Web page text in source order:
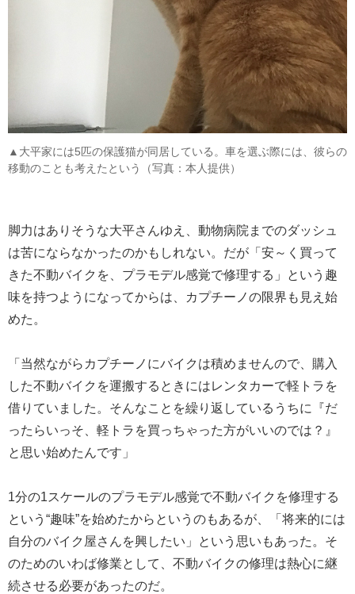
▲大平家には5匹の保護猫が同居している。車を選ぶ際には、彼らの
移動のことも考えたという（写真：本人提供）
脚力はありそうな大平さんゆえ、動物病院までのダッシュ
は苦にならなかったのかもしれない。だが「安～く買って
きた不動バイクを、プラモデル感覚で修理する」という趣
味を持つようになってからは、カプチーノの限界も見え始
めた。
「当然ながらカプチーノにバイクは積めませんので、購入
した不動バイクを運搬するときにはレンタカーで軽トラを
借りていました。そんなことを繰り返しているうちに『だ
ったらいっそ、軽トラを買っちゃった方がいいのでは？』
と思い始めたんです」
1分の1スケールのプラモデル感覚で不動バイクを修理する
という“趣味”を始めたからというのもあるが、「将来的には
自分のバイク屋さんを興したい」という思いもあった。そ
のためのいわば修業として、不動バイクの修理は熱心に継
続させる必要があったのだ。